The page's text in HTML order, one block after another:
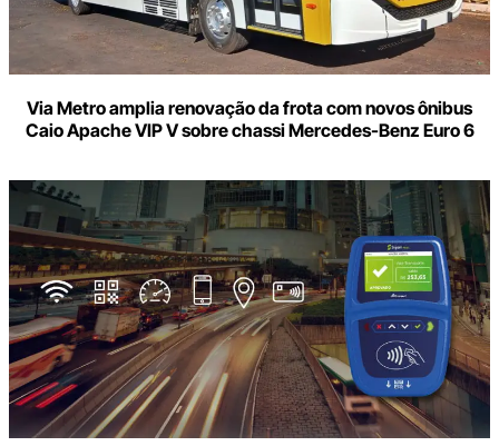
Via Metro amplia renovação da frota com novos ônibus
Caio Apache VIP V sobre chassi Mercedes-Benz Euro 6